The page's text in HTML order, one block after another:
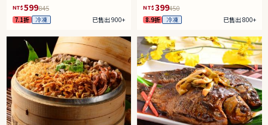
NT$599845
7.1折 冷凍 已售出 900+
NT$399450
8.9折 冷凍 已售出 800+